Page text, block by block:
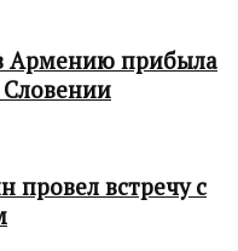
Армению прибыла
встречу с